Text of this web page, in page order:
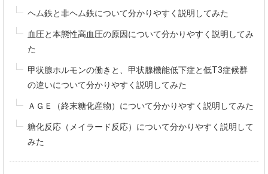
ヘム鉄と非ヘム鉄について分かりやすく説明してみた
血圧と本態性高血圧の原因について分かりやすく説明してみ
た
甲状腺ホルモンの働きと、甲状腺機能低下症と低T3症候群
の違いについて分かりやすく説明してみた
ＡＧＥ（終末糖化産物）について分かりやすく説明してみた
糖化反応（メイラード反応）について分かりやすく説明して
みた